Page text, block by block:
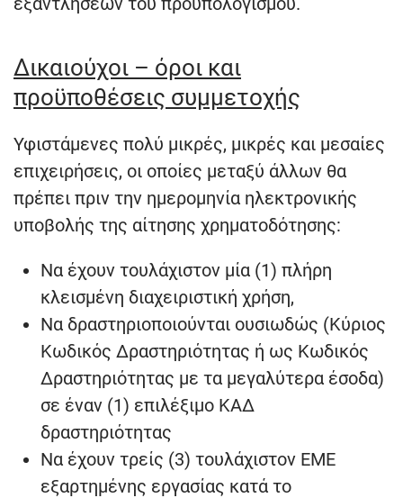
Δικαιούχοι – όροι και
προϋποθέσεις συμμετοχής
Υφιστάμενες πολύ μικρές, μικρές και μεσαίες
επιχειρήσεις, οι οποίες μεταξύ άλλων θα
πρέπει πριν την ημερομηνία ηλεκτρονικής
υποβολής της αίτησης χρηματοδότησης:
Να έχουν τουλάχιστον μία (1) πλήρη
κλεισμένη διαχειριστική χρήση,
Να δραστηριοποιούνται ουσιωδώς (Κύριος
Κωδικός Δραστηριότητας ή ως Κωδικός
Δραστηριότητας με τα μεγαλύτερα έσοδα)
σε έναν (1) επιλέξιμο ΚΑΔ
δραστηριότητας
Να έχουν τρείς (3) τουλάχιστον ΕΜΕ
εξαρτημένης εργασίας κατά το